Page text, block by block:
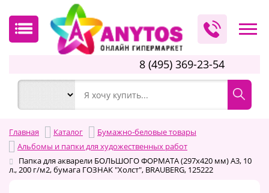
8 (495) 369-23-54
Главная Каталог
Бумажно-беловые товары
Альбомы и папки для художественных работ
Папка для акварели БОЛЬШОГО ФОРМАТА (297х420 мм) А3, 10
л., 200 г/м2, бумага ГОЗНАК "Холст", BRAUBERG, 125222